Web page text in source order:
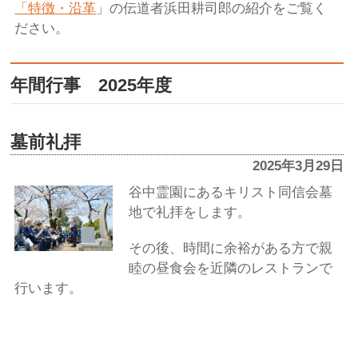
「特徴・沿革 」の伝道者浜田耕司郎の紹介をご覧く
ださい。
年間行事 2025年度
墓前礼拝
2025年3月29日
谷中霊園にあるキリスト同信会墓
地で礼拝をします。
その後、時間に余裕がある方で親
睦の昼食会を近隣のレストランで
行います。